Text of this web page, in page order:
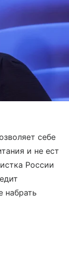
себе
и не ест
России
набрать